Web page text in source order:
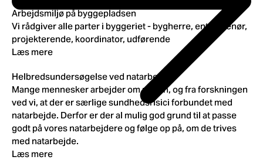
Arbejdsmiljø på byggepladsen
Vi rådgiver alle parter i byggeriet - bygherre, entreprenør,
projekterende, koordinator, udførende
Læs mere
Helbredsundersøgelse ved natarbejde
Mange mennesker arbejder om natten, og fra forskningen
ved vi, at der er særlige sundhedsrisici forbundet med
natarbejde. Derfor er der al mulig god grund til at passe
godt på vores natarbejdere og følge op på, om de trives
med natarbejde.
Læs mere